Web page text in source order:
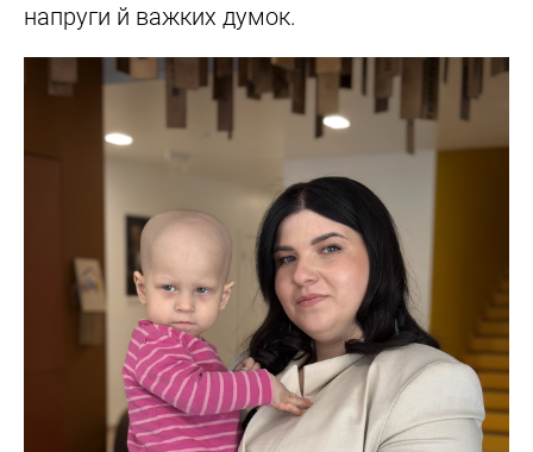
напруги й важких думок.